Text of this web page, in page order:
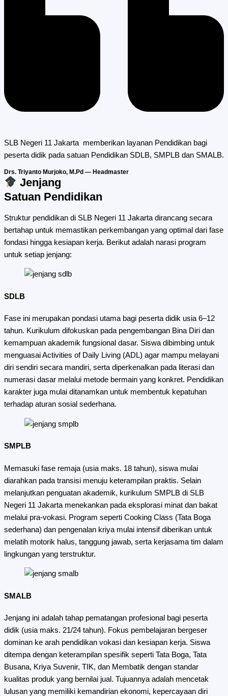
SLB Negeri 11 Jakarta memberikan layanan Pendidikan bagi
peserta didik pada satuan Pendidikan SDLB, SMPLB dan SMALB.
Drs. Triyanto Murjoko, M.Pd — Headmaster
Jenjang
Satuan Pendidikan
Struktur pendidikan di SLB Negeri 11 Jakarta dirancang secara
bertahap untuk memastikan perkembangan yang optimal dari fase
fondasi hingga kesiapan kerja. Berikut adalah narasi program
untuk setiap jenjang:
SDLB
Fase ini merupakan pondasi utama bagi peserta didik usia 6–12
tahun. Kurikulum difokuskan pada pengembangan Bina Diri dan
kemampuan akademik fungsional dasar. Siswa dibimbing untuk
menguasai Activities of Daily Living (ADL) agar mampu melayani
diri sendiri secara mandiri, serta diperkenalkan pada literasi dan
numerasi dasar melalui metode bermain yang konkret. Pendidikan
karakter juga mulai ditanamkan untuk membentuk kepatuhan
terhadap aturan sosial sederhana.
SMPLB
Memasuki fase remaja (usia maks. 18 tahun), siswa mulai
diarahkan pada transisi menuju keterampilan praktis. Selain
melanjutkan penguatan akademik, kurikulum SMPLB di SLB
Negeri 11 Jakarta menekankan pada eksplorasi minat dan bakat
melalui pra-vokasi. Program seperti Cooking Class (Tata Boga
sederhana) dan pengenalan kriya mulai intensif diberikan untuk
melatih motorik halus, tanggung jawab, serta kerjasama tim dalam
lingkungan yang terstruktur.
SMALB
Jenjang ini adalah tahap pematangan profesional bagi peserta
didik (usia maks. 21/24 tahun). Fokus pembelajaran bergeser
dominan ke arah pendidikan vokasi dan kesiapan kerja. Siswa
ditempa dengan keterampilan spesifik seperti Tata Boga, Tata
Busana, Kriya Suvenir, TIK, dan Membatik dengan standar
kualitas produk yang bernilai jual. Tujuannya adalah mencetak
lulusan yang memiliki kemandirian ekonomi, kepercayaan diri